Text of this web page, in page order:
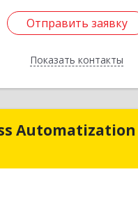
Отправить заявку
Показать контакты
Отправить заявку
Назад
Automatization
Business